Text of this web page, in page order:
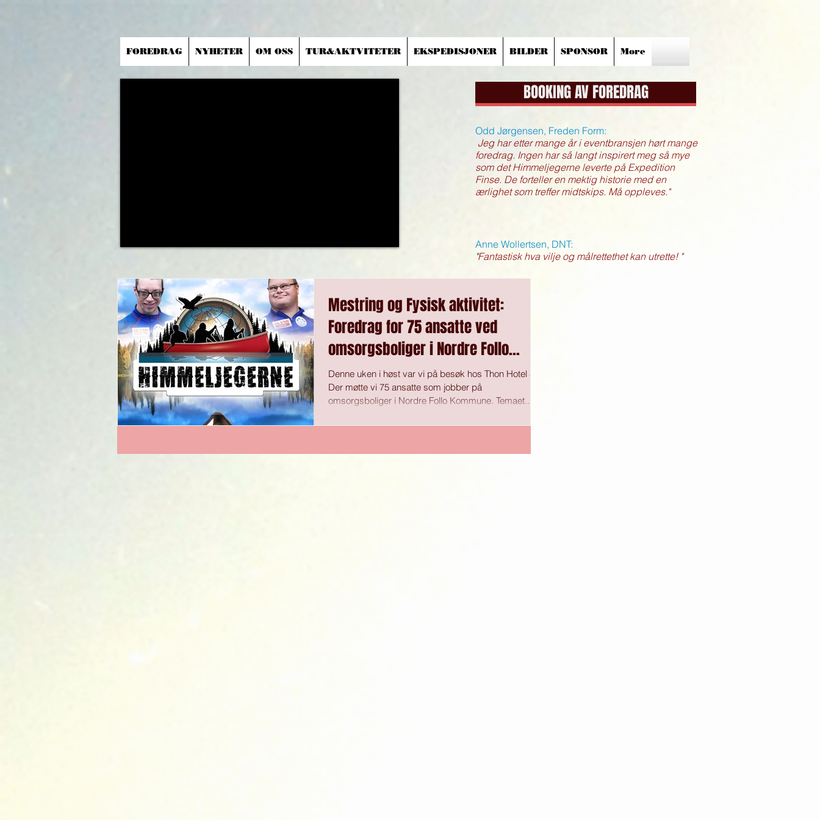
FOREDRAG NYHETER OM OSS TUR&AKTVITETER EKSPEDISJONER BILDER SPONSOR More
BOOKING AV FOREDRAG
Odd Jørgensen, Freden Form:
Jeg har etter mange år i eventbransjen hørt mange
foredrag. Ingen har så langt inspirert meg så mye
som det Himmeljegerne leverte på Expedition
Finse. De forteller en mektig historie med en
ærlighet som treffer midtskips. Må oppleves."
Anne Wollertsen, DNT:
"Fantastisk hva vilje og målrettethet kan utrette! "
Mestring og Fysisk aktivitet:
Foredrag for 75 ansatte ved
omsorgsboliger i Nordre Follo
Kommune
Denne uken i høst var vi på besøk hos Thon Hotel Ski.
Der møtte vi 75 ansatte som jobber på
omsorgsboliger i Nordre Follo Kommune. Temaet...